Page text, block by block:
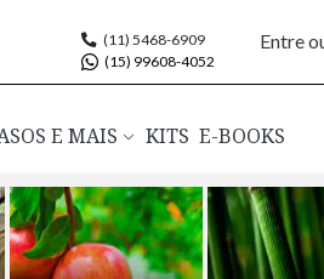
(11) 5468-6909
(15) 99608-4052
Entre
E MAIS KITS E-BOOKS